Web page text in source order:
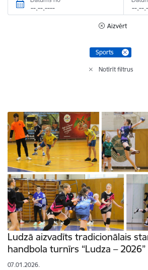
Aizvērt
Sports
Notīrīt filtrus
Ludzā aizvadīts tradicionālais
handbola turnīrs “Ludza – 2026”
07.01.2026.